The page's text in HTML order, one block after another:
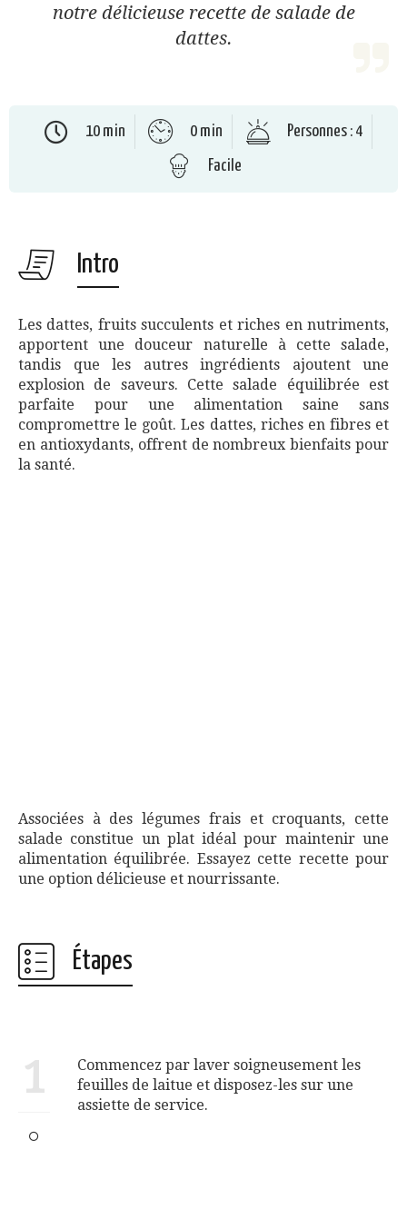
notre délicieuse recette de salade de
dattes.
10 min 0 min
Personnes : 4
Facile
Intro
Les dattes, fruits succulents et riches en nutriments,
apportent une douceur naturelle à cette salade,
tandis que les autres ingrédients ajoutent une
explosion de saveurs. Cette salade équilibrée est
parfaite pour une alimentation saine sans
compromettre le goût. Les dattes, riches en fibres et
en antioxydants, offrent de nombreux bienfaits pour
la santé.
Associées à des légumes frais et croquants, cette
salade constitue un plat idéal pour maintenir une
alimentation équilibrée. Essayez cette recette pour
une option délicieuse et nourrissante.
Étapes
1
Commencez par laver soigneusement les
feuilles de laitue et disposez-les sur une
assiette de service.